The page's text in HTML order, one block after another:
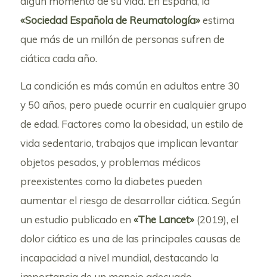
«Sociedad Española de Reumatología»estima
que más de un millón de personas sufren de
ciática cada año.
La condición es más común en adultos entre 30
y 50 años, pero puede ocurrir en cualquier grupo
de edad. Factores como la obesidad, un estilo de
vida sedentario, trabajos que implican levantar
objetos pesados, y problemas médicos
preexistentes como la diabetes pueden
aumentar el riesgo de desarrollar ciática. Según
un estudio publicado en «The Lancet»(2019), el
dolor ciático es una de las principales causas de
incapacidad a nivel mundial, destacando la